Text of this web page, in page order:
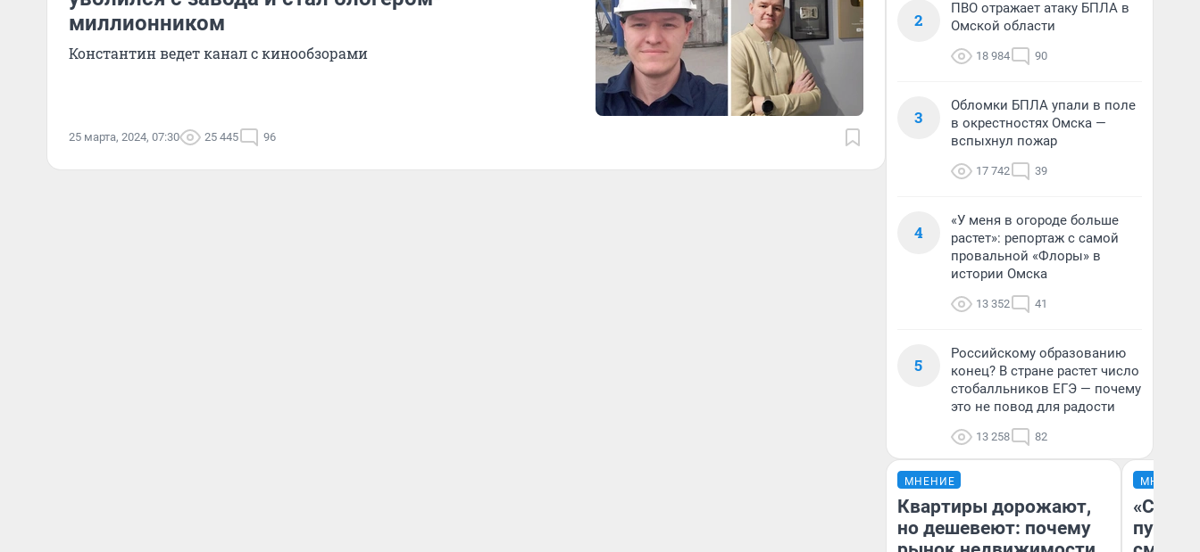
миллионником
Константин ведет канал с кинообзорами
25 марта, 2024, 07:30 25 445 96
2
ПВО отражает атаку БПЛА в
Омской области
18 984 90
3
Обломки БПЛА упали в поле
в окрестностях Омска —
вспыхнул пожар
17 742 39
4
«У меня в огороде больше
растет»: репортаж с самой
провальной «Флоры» в
истории Омска
13 352 41
5
Российскому образованию
конец? В стране растет число
стобалльников ЕГЭ — почему
это не повод для радости
13 258 82
МНЕНИЕ
Квартиры дорожают,
но дешевеют: почему
МНЕНИЕ